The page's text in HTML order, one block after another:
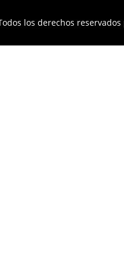
los derechos